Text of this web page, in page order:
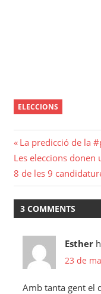
ELECCIONS
Navegació
Previous
Post:
La predicció de la
Next
Post:
Les eleccions
8 de les 9
3 COMMENTS
Esther
23 de
Amb tanta gent el